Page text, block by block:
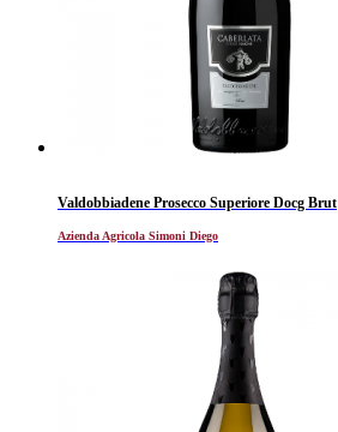
Valdobbiadene Prosecco Superiore Docg Brut
Azienda Agricola Simoni Diego